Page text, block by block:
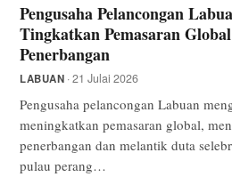
Pengusaha Pelancongan
Tingkatkan Pemasaran
Penerbangan
LABUAN · 21 Julai 2026
Pengusaha pelancongan Labuan
meningkatkan pemasaran global,
penerbangan dan melantik duta
pulau perang…